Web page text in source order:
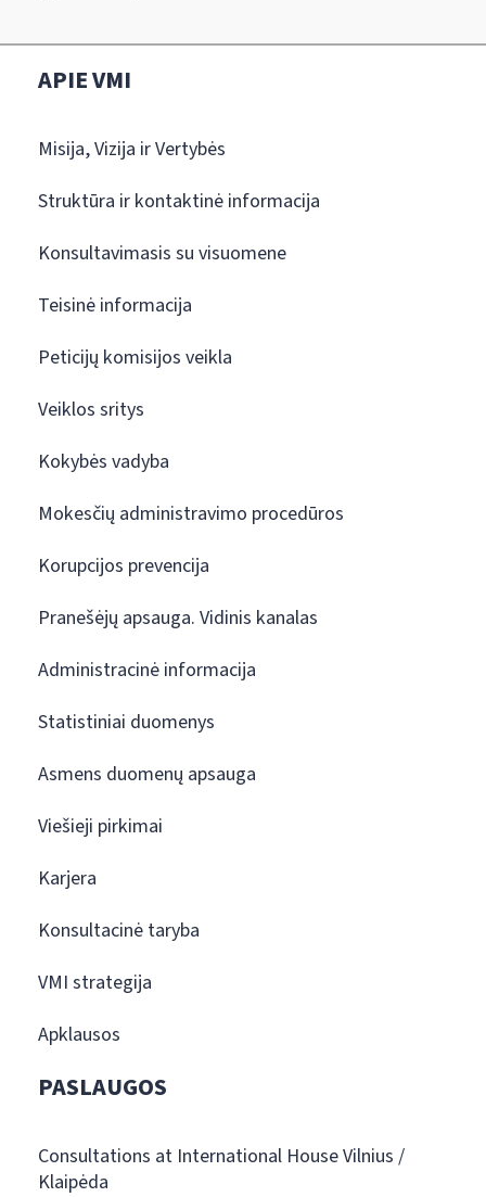
APIE VMI
Misija, Vizija ir Vertybės
Struktūra ir kontaktinė informacija
Konsultavimasis su visuomene
Teisinė informacija
Peticijų komisijos veikla
Veiklos sritys
Kokybės vadyba
Mokesčių administravimo procedūros
Korupcijos prevencija
Pranešėjų apsauga. Vidinis kanalas
Administracinė informacija
Statistiniai duomenys
Asmens duomenų apsauga
Viešieji pirkimai
Karjera
Konsultacinė taryba
VMI strategija
Apklausos
PASLAUGOS
Consultations at International House Vilnius /
Klaipėda